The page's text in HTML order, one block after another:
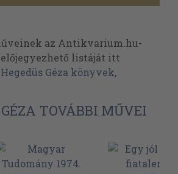
az Antikvarium.hu-
listáját itt
Hegedüs Géza könyvek,
GÉZA TOVÁBBI MŰVEI